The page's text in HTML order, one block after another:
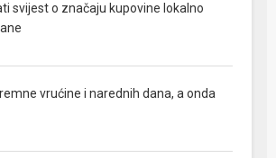
svijest o značaju kupovine lokalno
vrućine i narednih dana, a onda